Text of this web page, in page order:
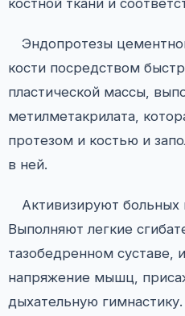
костной ткани и
Эндопротезы
кости посредством
пластической массы,
метилметакрилата,
протезом и костью и
в ней.
Активизируют
Выполняют легкие
тазобедренном суставе,
напряжение мышц,
дыхательную